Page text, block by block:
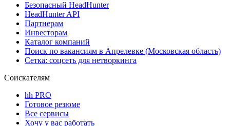
Безопасный HeadHunter
HeadHunter API
Партнерам
Инвесторам
Каталог компаний
Поиск по вакансиям в Апрелевке (Московская область)
Сетка: соцсеть для нетворкинга
Соискателям
hh PRO
Готовое резюме
Все сервисы
Хочу у вас работать